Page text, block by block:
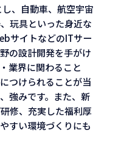
、自動車、航空宇宙
玩具といった身近な
サイトなどのITサー
の設計開発を手がけ
業界に関わること
つけられることが当
強みです。また、新
修、充実した福利厚
すい環境づくりにも